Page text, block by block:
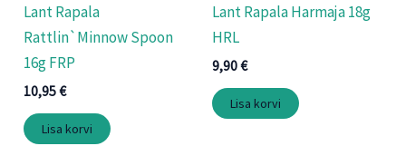
Lant Rapala
Rattlin`Minnow Spoon
16g FRP
10,95€
Lisa korvi
Lant Rapala Harmaja 18g
HRL
9,90€
Lisa korvi